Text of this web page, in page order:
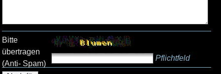
Bitte
übertragen
(Anti- Spam)
Pflichtfeld